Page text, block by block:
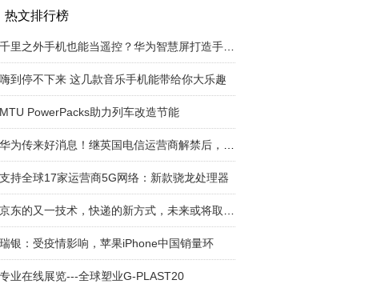
素之一，就是在互联网
热文排行榜
嗨到停不下来 这几款音乐手机能带给你大乐趣
MTU PowerPacks助力列车改造节能
支持全球17家运营商5G网络：新款骁龙处理器
瑞银：受疫情影响，苹果iPhone中国销量环
专业在线展览---全球塑业G-PLAST20